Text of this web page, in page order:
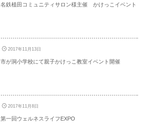
名鉄植田コミュニティサロン様主催 かけっこイベント
2017年11月13日
市が洞小学校にて親子かけっこ教室イベント開催
2017年11月8日
第一回ウェルネスライフEXPO